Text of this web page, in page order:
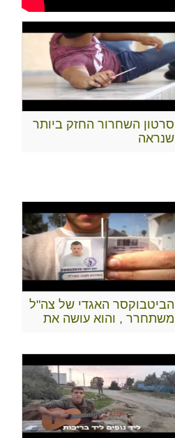
סרטון השחרור החזק ביותר
שנראה
הביטבוקסר האגדי של צה"ל
משתחרר , והוא עושה את